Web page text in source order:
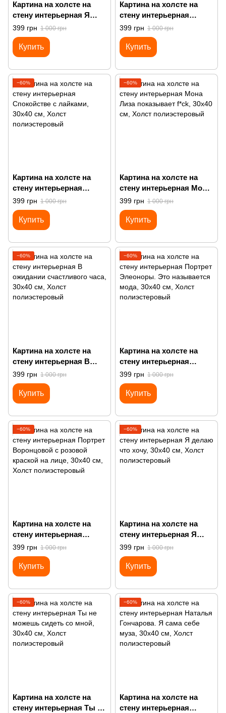
Картина на холсте на
стену интерьерная Я
богатая женщина
399 грн 1 000 грн
Купить
Картина на холсте на
стену интерьерная
Девушка с жемчужной
серёжкой на фоне стены
граффити
399 грн 1 000 грн
Купить
−60%
Картина на холсте на
стену интерьерная
Спокойстве с лайками
399 грн 1 000 грн
Купить
−60%
Картина на холсте на
стену интерьерная Мона
Лиза показывает f*ck
399 грн 1 000 грн
Купить
−60%
Картина на холсте на
стену интерьерная В
ожидании счастливого
часа
399 грн 1 000 грн
Купить
−60%
Картина на холсте на
стену интерьерная
Портрет Элеоноры. Это
называется мода
399 грн 1 000 грн
Купить
−60%
Картина на холсте на
стену интерьерная
Портрет Воронцовой с
розовой краской на лице
399 грн 1 000 грн
Купить
−60%
Картина на холсте на
стену интерьерная Я
делаю что хочу
399 грн 1 000 грн
Купить
−60%
Картина на холсте на
стену интерьерная Ты не
−60%
Картина на холсте на
стену интерьерная